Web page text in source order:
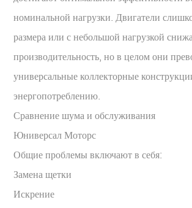
номинальной нагрузки. Двигатели
размера или с небольшой нагрузкой
производительность, но в целом они
универсальные коллекторные
энергопотреблению.
Сравнение шума и обслуживания
Юниверсал Моторс
Общие проблемы включают в себя:
Замена щетки
Искрение